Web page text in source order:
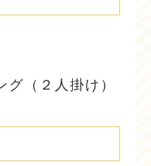
グ（２人掛け）